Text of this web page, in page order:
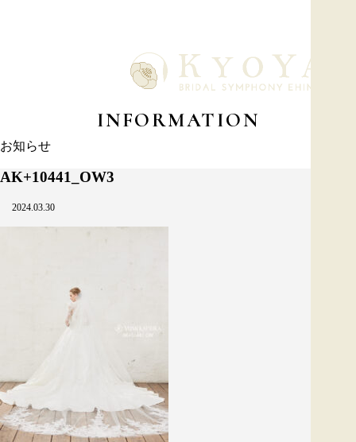
INFORMATION
お知らせ
AK+10441_OW3
2024.03.30